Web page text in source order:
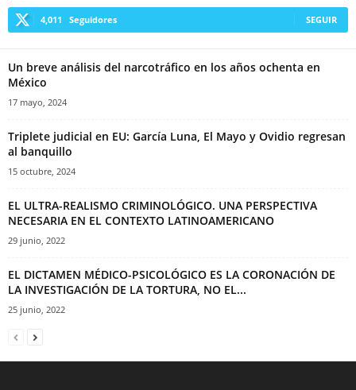
4,011 Seguidores SEGUIR
Un breve análisis del narcotráfico en los años ochenta en
México
17 mayo, 2024
Triplete judicial en EU: García Luna, El Mayo y Ovidio regresan
al banquillo
15 octubre, 2024
EL ULTRA-REALISMO CRIMINOLÓGICO. UNA PERSPECTIVA
NECESARIA EN EL CONTEXTO LATINOAMERICANO
29 junio, 2022
EL DICTAMEN MÉDICO-PSICOLÓGICO ES LA CORONACIÓN DE
LA INVESTIGACIÓN DE LA TORTURA, NO EL...
25 junio, 2022